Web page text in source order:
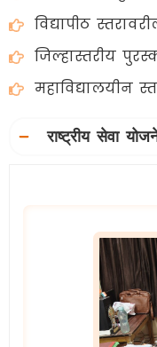
विद्यापीठ
जिल्हास्तरीय
महाविद्यालयीन
राष्ट्रीय सेवा